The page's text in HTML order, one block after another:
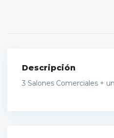
Descripción
3 Salones Comerciales +